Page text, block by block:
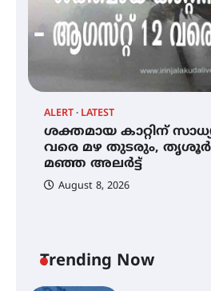
ALERT LATEST
ശക്തമായ കാറ്റിന്
വരെ മഴ തുടരും, തൃശൂർ
മഞ്ഞ അലർട്ട്
August 8, 2026
Trending Now
സെന്റ്
കോമേഴ്‌സ്
തുടക്കമായി
കോമേഴ്സ്
എസ് എൻ ഹയർ
വിദ്യാർത്ഥികൾ